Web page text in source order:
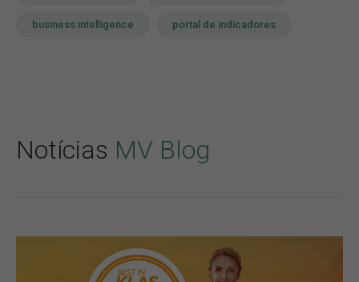
business intelligence portal de indicadores
Notícias MV Blog